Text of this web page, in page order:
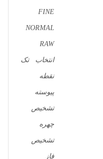
FINE
NORMAL
RAW
انتخاب تک
نقطه
پیوسته
تشخیص
چهره
تشخیص
فاز